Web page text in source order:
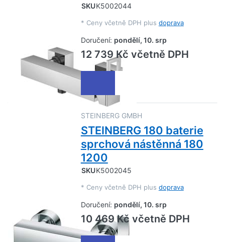
SKUK5002044
* Ceny včetně DPH plus doprava
Doručení: pondělí, 10. srp
12 739 Kč včetně DPH
STEINBERG GMBH
STEINBERG 180 baterie
sprchová nástěnná 180
1200
SKUK5002045
* Ceny včetně DPH plus doprava
Doručení: pondělí, 10. srp
10 469 Kč včetně DPH